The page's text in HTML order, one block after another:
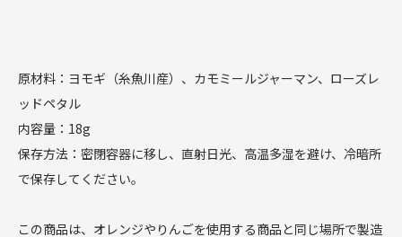
原材料：ヨモギ（糸魚川産）、カモミールジャーマン、ローズレ
ッドペタル
内容量：18g
保存方法：密閉容器に移し、直射日光、高温多湿を避け、冷暗所
で保存してください。
この商品は、オレンジやりんごを使用する商品と同じ場所で製造